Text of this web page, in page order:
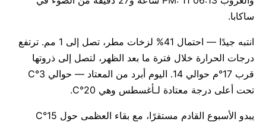
ساكابا.
انتبه جيدًا — احتمال 41% لزخات مطر، تصل إلى 1 مم. ترتفع
درجات الحرارة خلال فترة ما بعد الظهر، لتصل إلى ذروتها
قرب 17°م حوالي 14. اليوم أبرد من المعتاد — حوالي 3°C
تحت أعلى درجة معتادة لـأغسطس وهي 20°C.
يبدو الأسبوع القادم مستقرًا، مع بقاء العظمى حول 15°C